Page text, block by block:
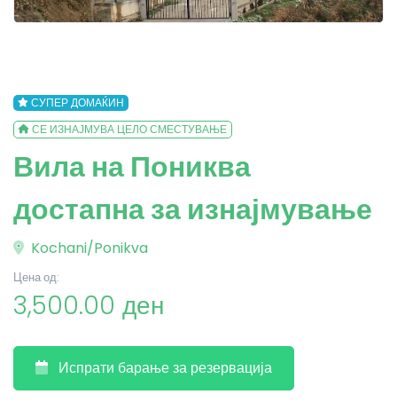
СУПЕР ДОМАЌИН
СЕ ИЗНАЈМУВА ЦЕЛО СМЕСТУВАЊЕ
Вила на Пониква
достапна за изнајмување
Kochani/Ponikva
Цена од:
3,500.00 ден
Испрати барање за резервација